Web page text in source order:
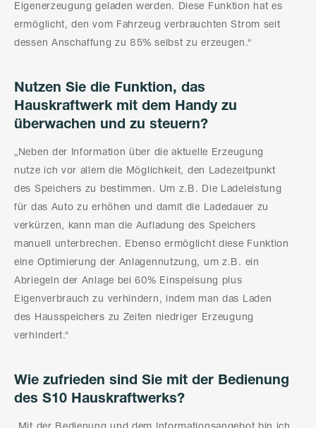
Eigenerzeugung geladen werden. Diese Funktion hat es
ermöglicht, den vom Fahrzeug verbrauchten Strom seit
dessen Anschaffung zu 85% selbst zu erzeugen.“
Nutzen Sie die Funktion, das
Hauskraftwerk mit dem Handy zu
überwachen und zu steuern?
„Neben der Information über die aktuelle Erzeugung
nutze ich vor allem die Möglichkeit, den Ladezeitpunkt
des Speichers zu bestimmen. Um z.B. Die Ladeleistung
für das Auto zu erhöhen und damit die Ladedauer zu
verkürzen, kann man die Aufladung des Speichers
manuell unterbrechen. Ebenso ermöglicht diese Funktion
eine Optimierung der Anlagennutzung, um z.B. ein
Abriegeln der Anlage bei 60% Einspeisung plus
Eigenverbrauch zu verhindern, indem man das Laden
des Hausspeichers zu Zeiten niedriger Erzeugung
verhindert.“
Wie zufrieden sind Sie mit der Bedienung
des S10 Hauskraftwerks?